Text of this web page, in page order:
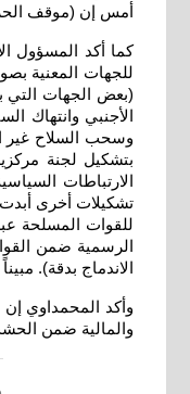
أمس إن (موقف
كما أكد المسؤول
للجهات المعنية
(بعض الجهات التي
الأجنبي وانتهاك
وسحب السلاح غير
بتشكيل لجنة
الارتباطات
تشكيلات أخرى
للقوات المسلحة
الرسمية ضمن
الاندماج بدقة).
وأكد المحمداوي إن
والمالية ضمن